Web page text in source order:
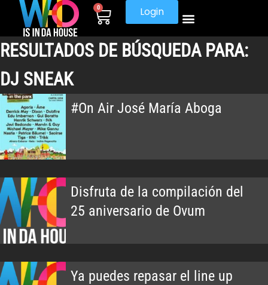
0 Login
RESULTADOS DE BÚSQUEDA PARA:
DJ SNEAK
#On Air José María Aboga
Disfruta de la compilación del
25 aniversario de Ovum
Ya puedes repasar el line up